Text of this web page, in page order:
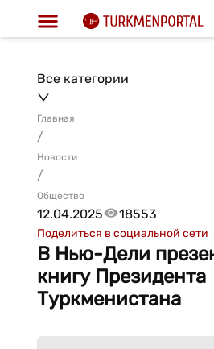
Все категории
Главная
/
Новости
/
Общество
12.04.2025 18553
Поделиться в социальной сети
В Нью-Дели
книгу Президента
Туркменистана